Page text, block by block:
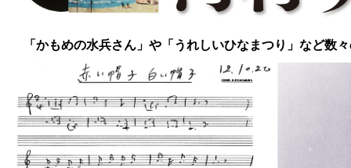
「かもめの水兵さん」や「うれしいひなまつり」など数